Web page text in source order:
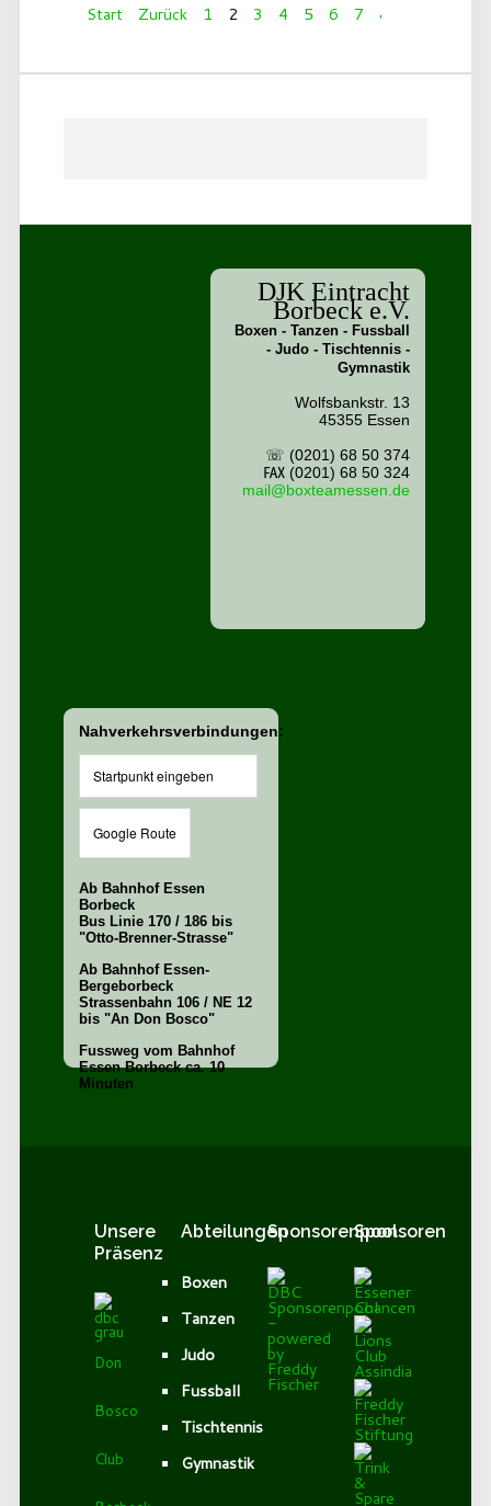
Start
Zurück 1 2 3 4 5 6 7 8
DJK Eintracht
Borbeck e.V.
Boxen - Tanzen - Fussball
- Judo - Tischtennis -
Gymnastik
Wolfsbankstr. 13
45355 Essen
☏ (0201) 68 50 374
℻ (0201) 68 50 324
mail@boxteamessen.de
Nahverkehrsverbindungen:
Ab Bahnhof Essen
Borbeck
Bus Linie 170 / 186 bis
"Otto-Brenner-Strasse"
Ab Bahnhof Essen-
Bergeborbeck
Strassenbahn 106 / NE 12
bis "An Don Bosco"
Fussweg vom Bahnhof
Essen Borbeck ca. 10
Minuten
Unsere
Präsenz
Don
Bosco
Club
Abteilungen
Boxen
Tanzen
Judo
Fussball
Tischtennis
Gymnastik
SponsorenpoolSponsoren